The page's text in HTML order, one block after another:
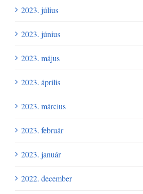
2023. július
2023. június
2023. május
2023. április
2023. március
2023. február
2023. január
2022. december